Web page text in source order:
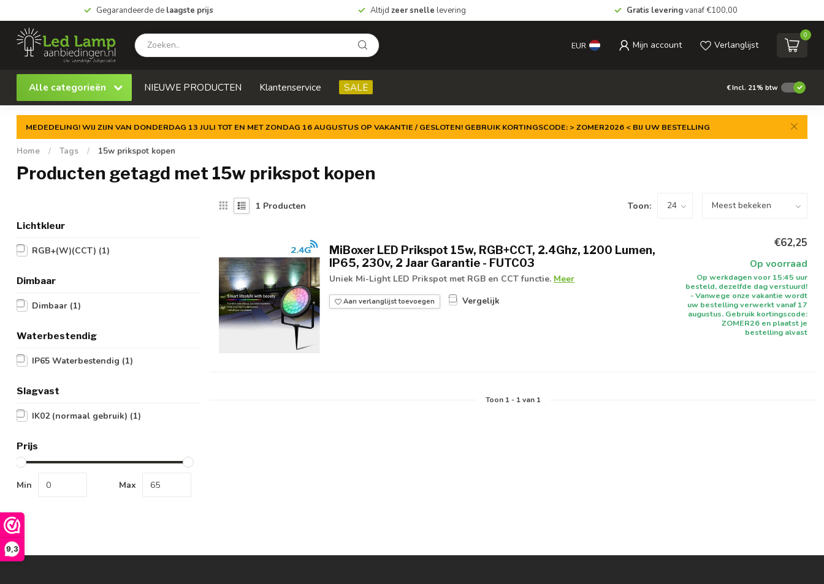
9,3
Gegarandeerde de laagste prijs Altijd zeer snelle levering Gratis leveringvanaf €100,00
EUR Mijn account Verlanglijst
0
Alle categorieën NIEUWE PRODUCTEN Klantenservice SALE €Incl. 21% btw
MEDEDELING! WIJ ZIJN VAN DONDERDAG 13 JULI TOT EN MET ZONDAG 16 AUGUSTUS OP VAKANTIE / GESLOTEN! GEBRUIK KORTINGSCODE: > ZOMER2026 < BIJ UW BESTELLING
Home / Tags / 15w prikspot kopen
Producten getagd met 15w prikspot kopen
Lichtkleur
RGB+(W)(CCT) (1)
Dimbaar
Dimbaar (1)
Waterbestendig
IP65 Waterbestendig (1)
Slagvast
IK02 (normaal gebruik) (1)
Prijs
Min Max
1 Producten Toon:
MiBoxer LED Prikspot 15w, RGB+CCT, 2.4Ghz, 1200 Lumen,
IP65, 230v, 2 Jaar Garantie - FUTC03
Uniek Mi-Light LED Prikspot met RGB en CCT functie. Meer
Aan verlanglijst toevoegen Vergelijk
€62,25
Op voorraad
Op werkdagen voor 15:45 uur
besteld, dezelfde dag verstuurd!
- Vanwege onze vakantie wordt
uw bestelling verwerkt vanaf 17
augustus. Gebruik kortingscode:
ZOMER26 en plaatst je
bestelling alvast
Toon 1- 1van 1